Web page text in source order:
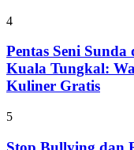
4
Pentas Seni
Kuala Tungkal:
Kuliner Gratis
5